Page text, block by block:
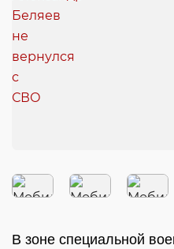
В зоне специальной